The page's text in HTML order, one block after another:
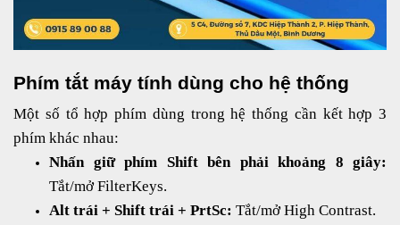
Phím tắt máy tính dùng cho hệ thống
Một số tổ hợp phím dùng trong hệ thống cần kết hợp 3
phím khác nhau:
Nhấn giữ phím Shift bên phải khoảng 8 giây:
Tắt/mở FilterKeys.
Alt trái + Shift trái + PrtSc: Tắt/mở High Contrast.